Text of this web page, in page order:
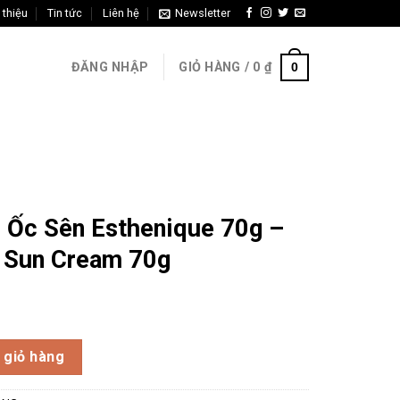
thiệu Tin tức Liên hệ Newsletter
ĐĂNG NHẬP GIỎ HÀNG / 0₫ 0
Ốc Sên Esthenique 70g –
Cream 70g
70g – Esthenique Snail Sun Cream 70g số lượng
hàng